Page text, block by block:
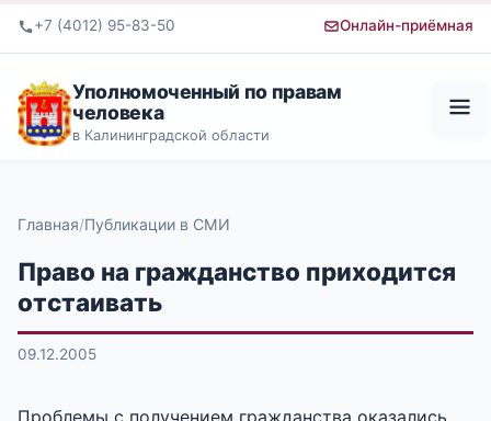
+7 (4012) 95-83-50 Онлайн-приёмная
Уполномоченный по правам
человека
в Калининградской области
Главная Публикации в СМИ
Право на гражданство приходится
отстаивать
09.12.2005
Проблемы с получением гражданства оказались